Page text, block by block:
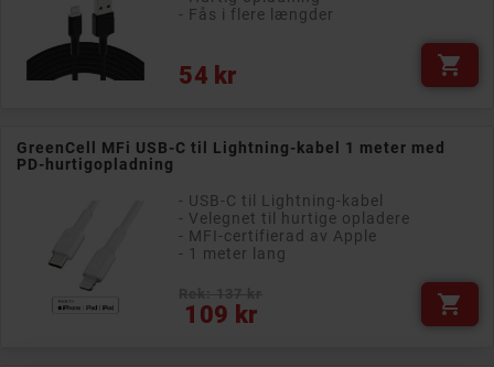
- Fås i flere længder
54 kr
Pris 
GreenCell MFi USB-C til Lightning-kabel 1 meter med
PD-hurtigopladning
- USB-C til Lightning-kabel
- Velegnet til hurtige opladere
- MFI-certifierad av Apple
- 1 meter lang
109 kr
Pris 